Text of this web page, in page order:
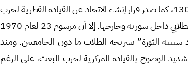
قوننة وجوده حتى عام 1966 حين صدر المرسوم رقم 130، كما صدر قرار إنشاء الاتحاد عن القيادة القطرية لحزب
البعث على أنه “الممثل الشرعي” الوحيد عن القطاع الطلابي داخل سورية وخارجها. إلا أن مرسوم 23 لعام 1970
الثورة” بشريحة الطلاب ما دون الجامعيين. ومنذ
شديد الوضوح بالقيادة المركزية لحزب البعث، على الرغم